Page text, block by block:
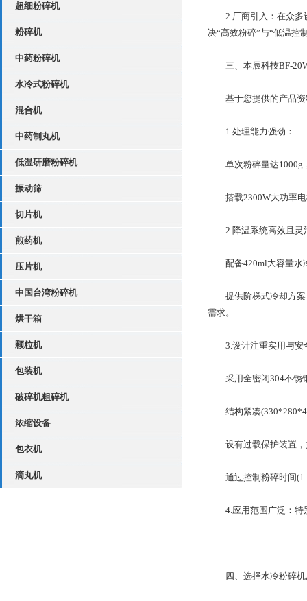
超细粉碎机
粉碎机
中药粉碎机
水冷式粉碎机
混合机
中药制丸机
低温研磨粉碎机
振动筛
切片机
煎药机
压片机
中国台湾粉碎机
烘干箱
颗粒机
包装机
破碎机粗碎机
浓缩设备
包衣机
滴丸机
2.厂商引入：在众多设
决“高效粉碎”与“低温控
三、本辰科技BF-
基于您提供的产品资
1.处理能力强劲：
单次粉碎量达1000g
搭载2300W大功率电
2.降温系统高效且灵
配备420ml大容量水
提供阶梯式冷却方案
需求。
3.设计注重实用与安
采用全密闭304不锈钢
结构紧凑
设有过载保护装置，
通过控制粉碎时间(1-
4.应用范围广泛：特别
四、选择水冷粉碎机